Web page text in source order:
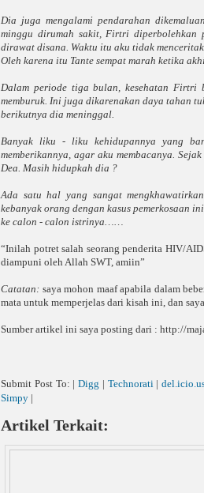
Dia juga mengalami pendarahan
minggu dirumah sakit, Firtri
dirawat disana. Waktu itu aku tidak
Oleh karena itu Tante sempat marah ketika
Dalam periode tiga bulan, kesehatan Firtri
memburuk. Ini juga dikarenakan daya tahan
berikutnya dia meninggal.
Banyak liku - liku kehidupannya yang
memberikannya, agar aku membacanya.
Dea. Masih hidupkah dia ?
Ada satu hal yang sangat
kebanyak orang dengan kasus pemerkosaan
ke calon - calon istrinya……
“Inilah potret salah seorang penderita HIV/
diampuni oleh Allah SWT, amiin”
Catatan: saya mohon maaf apabila dalam
mata untuk memperjelas dari kisah ini, dan
Sumber artikel ini saya posting dari : http://
Submit Post To: |Digg Technorati|
Simpy
Artikel Terkait: